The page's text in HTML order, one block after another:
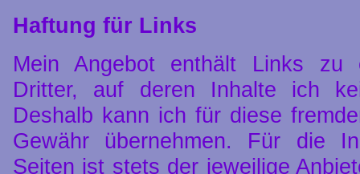
Haftung für Links
Mein Angebot enthält Links zu
Dritter, auf deren Inhalte ich
Deshalb kann ich für diese
Gewähr übernehmen. Für die
Seiten ist stets der jeweilige